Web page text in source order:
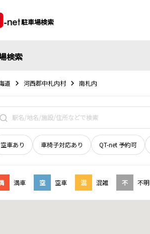
駐車場検索
検索
道 河西郡中札内村 南札内
空車あり 車椅子対応あり QT-net 予約可
満車 空 空車 混 混雑 不 不明